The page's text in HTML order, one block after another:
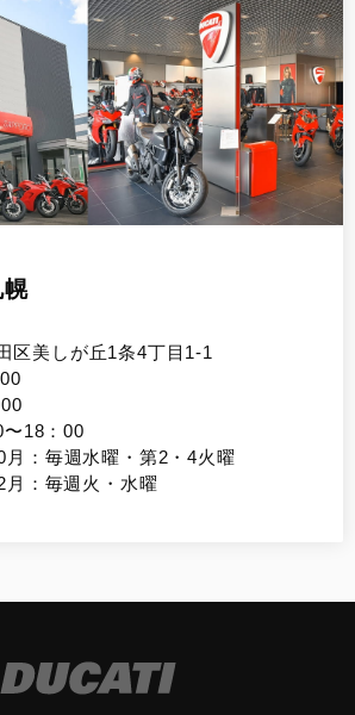
幌
区美しが丘1条4丁目1-1
18：00
：毎週水曜・第2・4火曜
月：毎週火・水曜